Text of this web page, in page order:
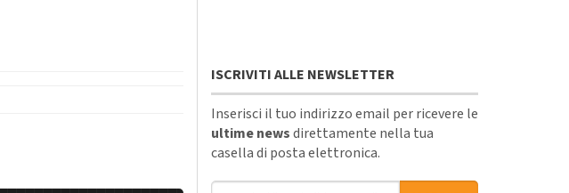
ISCRIVITI ALLE NEWSLETTER
Inserisci il tuo indirizzo email per ricevere le
ultime newsdirettamente nella tua
casella di posta elettronica.